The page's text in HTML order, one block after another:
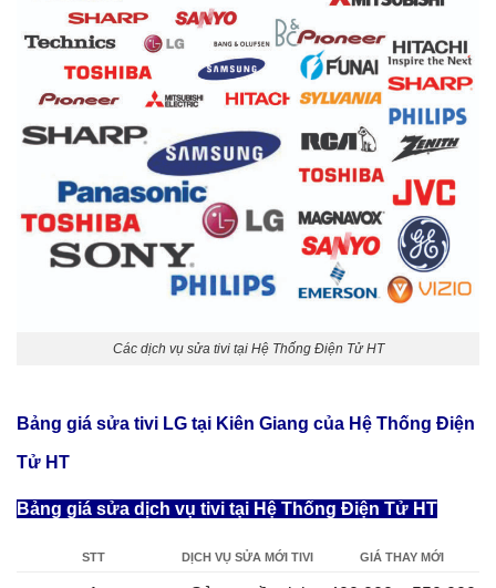
Các dịch vụ sửa tivi tại Hệ Thống Điện Tử HT
Bảng giá sửa tivi LG tại Kiên Giang của Hệ Thống Điện
Tử HT
Bảng giá sửa dịch vụ tivi tại Hệ Thống Điện Tử HT
STT DỊCH VỤ SỬA MỚI TIVI GIÁ THAY MỚI